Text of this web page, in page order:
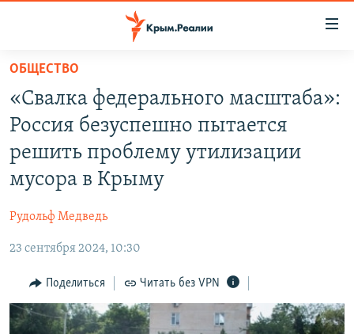
Вернуться
основному
содержанию
главной
Вернутся
СПЕЦПРОЕКТЫ
КАРТА ВОЕННЫХ ОБЪЕКТОВ КРЫМА
ИНТЕРАКТИВ
ИНФОГРАФИКА
ТЕЛЕПРОЕКТ КРЫМ.РЕАЛИИ
СОВЕТЫ ПРАВОЗАЩИТНИКОВ
РАДІО СВОБОДА
КАК ОБОЙТИ БЛОКИРОВКУ
Qırımtatar
ОБЩЕСТВО
«Свалка федерального масштаба»:
Россия безуспешно пытается
решить проблему утилизации
мусора в Крыму
Рудольф Медведь
23 сентября 2024, 10:30
Поделиться Читать без VPN